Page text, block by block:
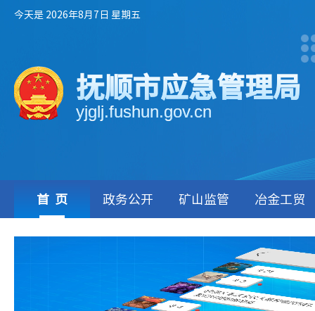
今天是 2026年8月7日 星期五
抚顺市应急管理局
yjglj.fushun.gov.cn
首页 政务公开 矿山监管 冶金工贸